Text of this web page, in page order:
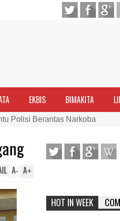
EKBIS BIMAKITA
Polisi Berantas Narkoba
pada Pelatihan
Masyarakat
A+
A-
HOT IN WEEK